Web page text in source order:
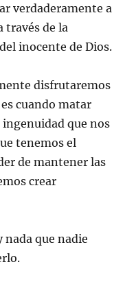
verdaderamente a
través de la
inocente de Dios.
disfrutaremos
cuando matar
que nos
tenemos el
de mantener las
crear
nada que nadie